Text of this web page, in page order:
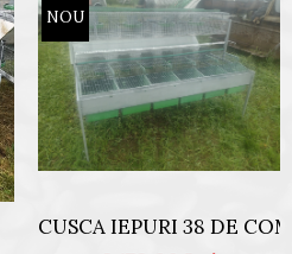
NOU
CUSCA IEPURI 38 DE